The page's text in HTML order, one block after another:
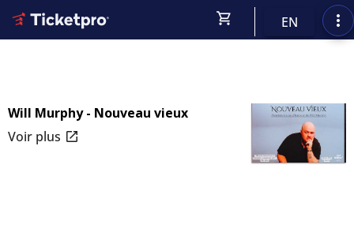
more_vert
EN
shopping_cart
Will Murphy - Nouveau vieux
open_in_new
Voir plus